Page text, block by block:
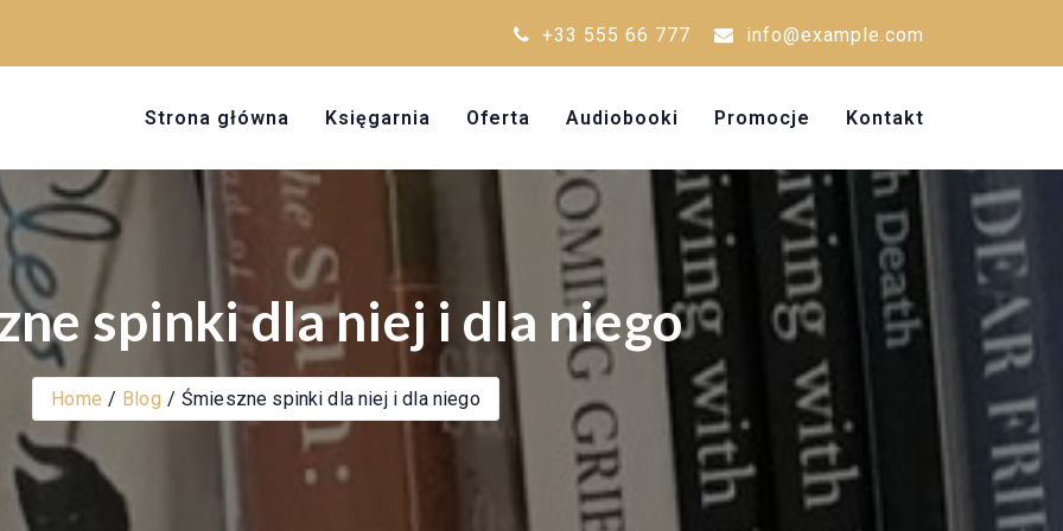
+33 555 66 777 info@example.com
Strona główna Księgarnia Oferta Audiobooki Promocje Kontakt
spinki dla niej i dla niego
Home Blog Śmieszne spinki dla niej i dla niego